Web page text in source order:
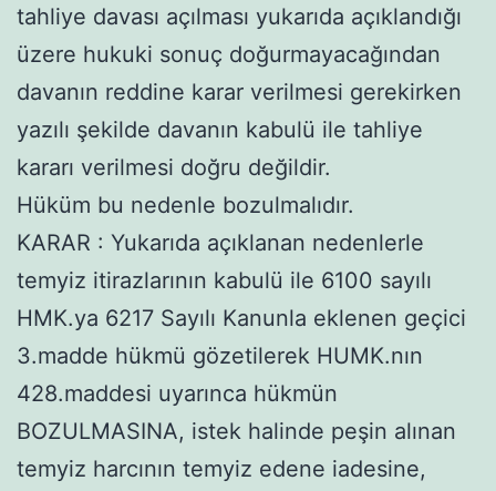
tahliye davası açılması yukarıda açıklandığı
üzere hukuki sonuç doğurmayacağından
davanın reddine karar verilmesi gerekirken
yazılı şekilde davanın kabulü ile tahliye
kararı verilmesi doğru değildir.
Hüküm bu nedenle bozulmalıdır.
KARAR : Yukarıda açıklanan nedenlerle
temyiz itirazlarının kabulü ile 6100 sayılı
HMK.ya 6217 Sayılı Kanunla eklenen geçici
3.madde hükmü gözetilerek HUMK.nın
428.maddesi uyarınca hükmün
BOZULMASINA, istek halinde peşin alınan
temyiz harcının temyiz edene iadesine,